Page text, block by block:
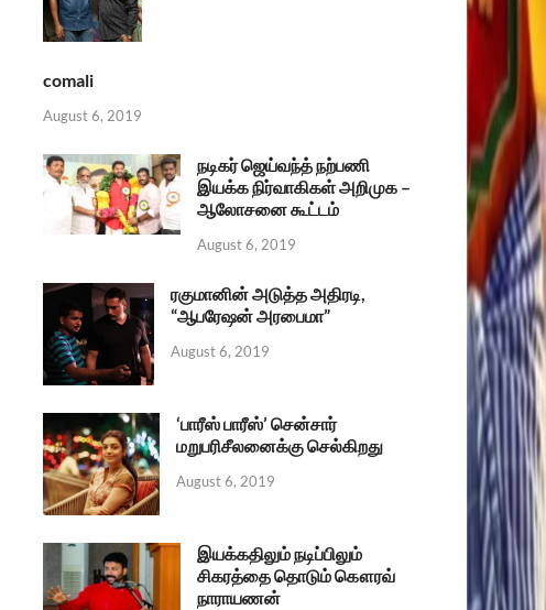
comali
August 6, 2019
நடிகர் ஜெய்வந்த் நற்பணி
இயக்க நிர்வாகிகள் அறிமுக –
ஆலோசனை கூட்டம்
August 6, 2019
ரகுமானின் அடுத்த அதிரடி,
“ஆபரேஷன் அரபைமா”
August 6, 2019
‘பாரீஸ் பாரீஸ்’ சென்சார்
மறுபரிசீலனைக்கு செல்கிறது
August 6, 2019
இயக்கதிலும் நடிப்பிலும்
சிகரத்தை தொடும் கௌரவ்
நாராயணன்